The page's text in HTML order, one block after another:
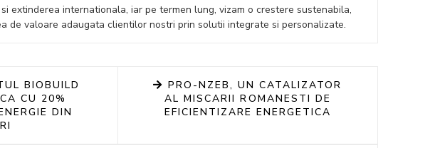
extinderea internationala, iar pe termen lung, vizam o crestere sustenabila,
de valoare adaugata clientilor nostri prin solutii integrate si personalizate.
BIOBUILD
CU 20%
DIN
PRO-NZEB, UN CATALIZATOR
AL MISCARII ROMANESTI DE
EFICIENTIZARE ENERGETICA